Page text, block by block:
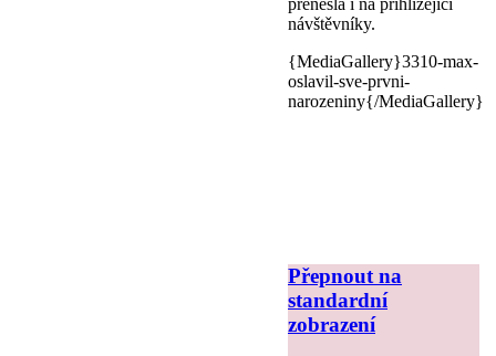
přenesla i na přihlížející
návštěvníky.
{MediaGallery}3310-max-
oslavil-sve-prvni-
narozeniny{/MediaGallery}
Přepnout na
standardní
zobrazení